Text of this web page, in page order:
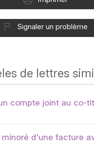
Signaler un problème
de lettres
compte joint au co-
minoré d'une facture